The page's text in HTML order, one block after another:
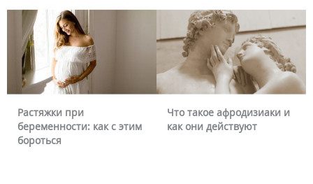
Растяжки при
беременности: как с этим
бороться
Что такое афродизиаки и
как они действуют